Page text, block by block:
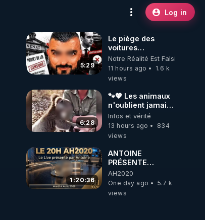
Log in
5:29
Le piège des
voitures
électriques se
referme sur les
usagers !
Notre Réalité Est Falsifiée Et
11 hours ago
1.6 k
views
6:28
🐾💖 Les animaux
n'oublient jamais
ceux qu'ils
aiment… 🥹❤️
Infos et vérité
13 hours ago
834
views
1:20:36
ANTOINE
PRÉSENTE
AH2020 LE LIVE
20H ***DU
04/08/2026***
AH2020
One day ago
5.7 k
views